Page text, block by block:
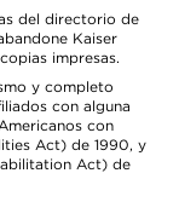
del directorio de
Kaiser
impresas.
y completo
con alguna
con
Act) de 1990, y
Act) de